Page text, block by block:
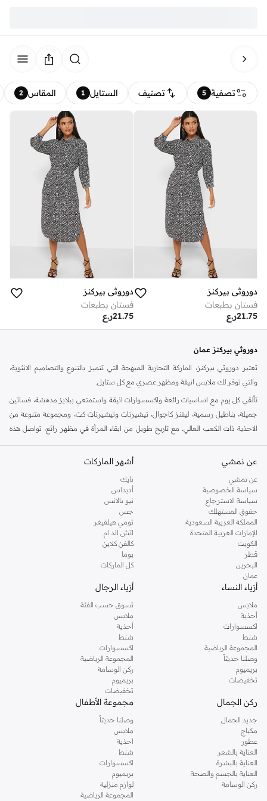
تصفية 5 تصنيف الستايل 1 المقاس 2
دوروثي بيركنز
فستان بطبعات
ر.ع21.75
دوروثي بيركنز
فستان بطبعات
ر.ع21.75
دوروثي بيركنز عمان
تعتبر دوروثي بيركنز، الماركة التجارية المبهجة التي تتميز بالتنوع والتصاميم الانثوية،
والتي توفر لك ملابس انيقة ومظهر عصري مع كل ستايل.
تألقي كل يوم مع اساسيات رائعة واكسسوارات انيقة واستمتعي ببلايز مدهشة، فساتين
جميلة، بناطيل رسمية، ليقنز كاجوال، تيشيرتات وتيشيرتات كت، ومجموعة متنوعة من
الاحذية ذات الكعب العالي. مع تاريخ طويل من ابقاء المرأة في مظهر رائع، تواصل هذه
كنت تقومين بتجديد خزانة ملابسك الملائمة للعمل، البحث عن فستان مثالي للحفلات او
اليه.
تسوقي دوروثي بيركنز اون لاين مسقط
تسوقي دوروثي بيركنز اون لاين من نمشي واستمتعي باكثر من الف ستايل من مجموعة
دوروثي بيركنز الشهيرة. تصفحي المجموعة كاملة في متجر دوروثي بيركنز اون لاين او
استخدمي القائمة لتحديد تجربة تسوق دوروثي بيركنز اون لاين. خدمة التوصيل السريعة
والدعم الاستثنائي يضمن لك تجربة تسوق ممتعة دائما مع نمشي.
عن نمشي
عن نمشي
سياسة الخصوصية
سياسة الاسترجاع
حقوق المستهلك
المملكة العربية السعودية
الإمارات العربية المتحدة
الكويت
قطر
البحرين
عمان
أشهر الماركات
نايك
أديداس
نيو بالانس
جس
تومي هيلفيغر
اتش اند ام
كالفن كلاين
بوما
كل الماركات
أزياء النساء
ملابس
أحذية
اكسسوارات
شنط
المجموعة الرياضية
وصلنا حديثاً
بريميوم
تخفيضات
أزياء الرجال
تسوق حسب الفئة
ملابس
أحذية
شنط
اكسسوارات
المجموعة الرياضية
ركن الوسامة
بريميوم
تخفيضات
ركن الجمال
جديد الجمال
مكياج
عطور
العناية بالشعر
العناية بالبشرة
العناية بالجسم والصحة
ركن الوسامة
مجموعة الأطفال
وصلنا حديثاً
ملابس
احذية
شنط
اكسسوارات
بريميوم
لوازم منزلية
المجموعة الرياضية